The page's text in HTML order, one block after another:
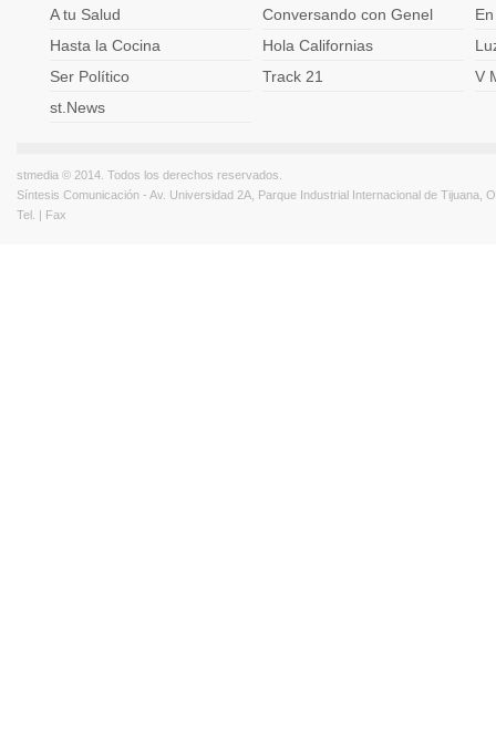
A tu Salud Conversando con Genel
Hasta la Cocina
Hola Californias
Ser Político
Track 21
V
st.News
stmedia © 2014. Todos los derechos reservados.
Síntesis Comunicación - Av. Universidad 2A, Parque Industrial Internacional de Tijuana,
Tel. | Fax